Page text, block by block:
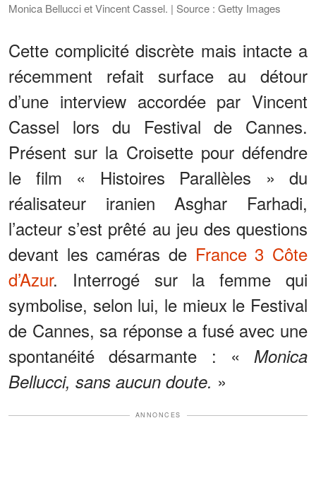
Monica Bellucci et Vincent Cassel. | Source : Getty Images
Cette complicité discrète mais intacte a
récemment refait surface au détour
d’une interview accordée par Vincent
Cassel lors du Festival de Cannes.
Présent sur la Croisette pour défendre
le film « Histoires Parallèles » du
réalisateur iranien Asghar Farhadi,
l’acteur s’est prêté au jeu des questions
devant les caméras de France 3 Côte
d’Azur. Interrogé sur la femme qui
symbolise, selon lui, le mieux le Festival
de Cannes, sa réponse a fusé avec une
spontanéité désarmante : « Monica
Bellucci, sans aucun doute. »
ANNONCES